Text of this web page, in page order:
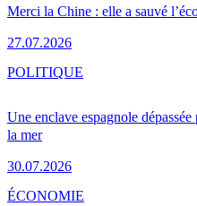
Merci la Chine : elle a sauvé
27.07.2026
Une enclave espagnole
la mer
30.07.2026
POLITIQUE
ÉCONOMIE